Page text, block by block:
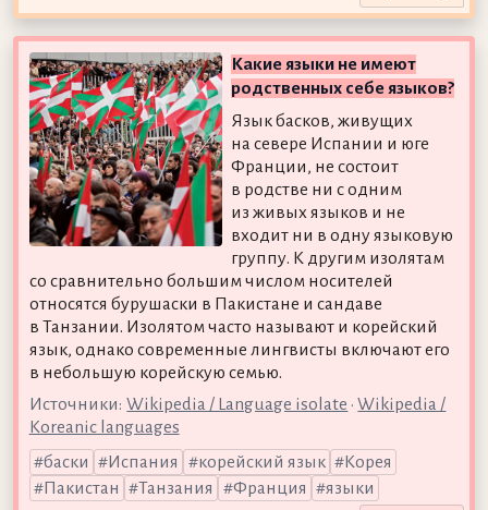
Какие языки не имеют
родственных себе языков?
Язык басков, живущих
на севере Испании и юге
Франции, не состоит
в родстве ни с одним
из живых языков и не
входит ни в одну языковую
группу. К другим изолятам
со сравнительно большим числом носителей
относятся бурушаски в Пакистане и сандаве
в Танзании. Изолятом часто называют и корейский
язык, однако современные лингвисты включают его
в небольшую корейскую семью.
Источники: Wikipedia / Language isolate •Wikipedia /
Koreanic languages
баски
Испания корейский язык
Корея
Пакистан
Танзания Франция языки